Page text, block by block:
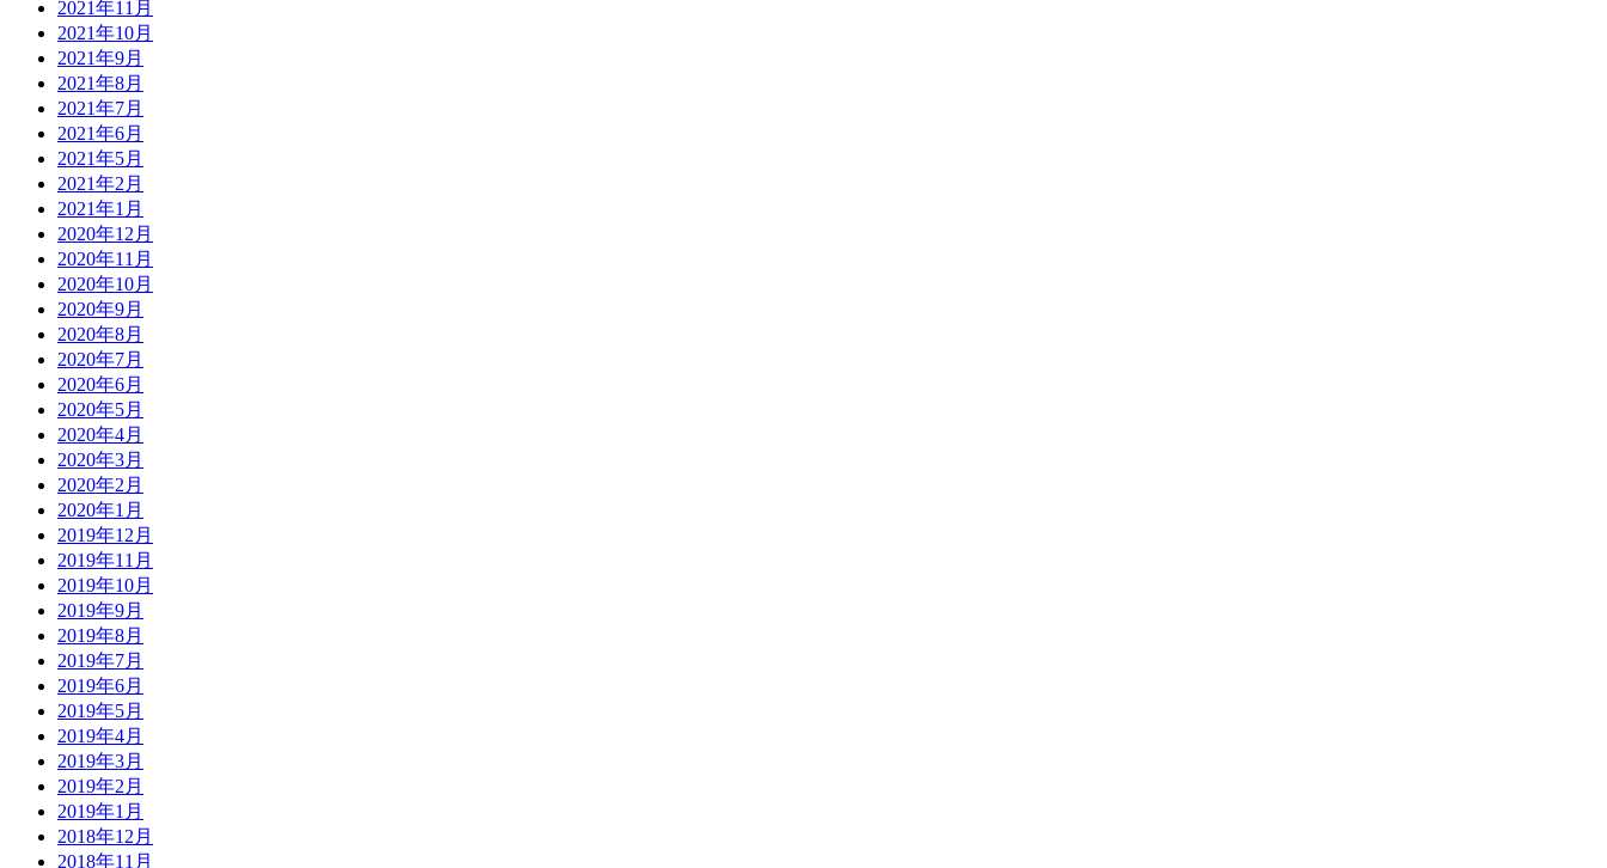
2021年11月
2021年10月
2021年9月
2021年8月
2021年7月
2021年6月
2021年5月
2021年2月
2021年1月
2020年12月
2020年11月
2020年10月
2020年9月
2020年8月
2020年7月
2020年6月
2020年5月
2020年4月
2020年3月
2020年2月
2020年1月
2019年12月
2019年11月
2019年10月
2019年9月
2019年8月
2019年7月
2019年6月
2019年5月
2019年4月
2019年3月
2019年2月
2019年1月
2018年12月
2018年11月